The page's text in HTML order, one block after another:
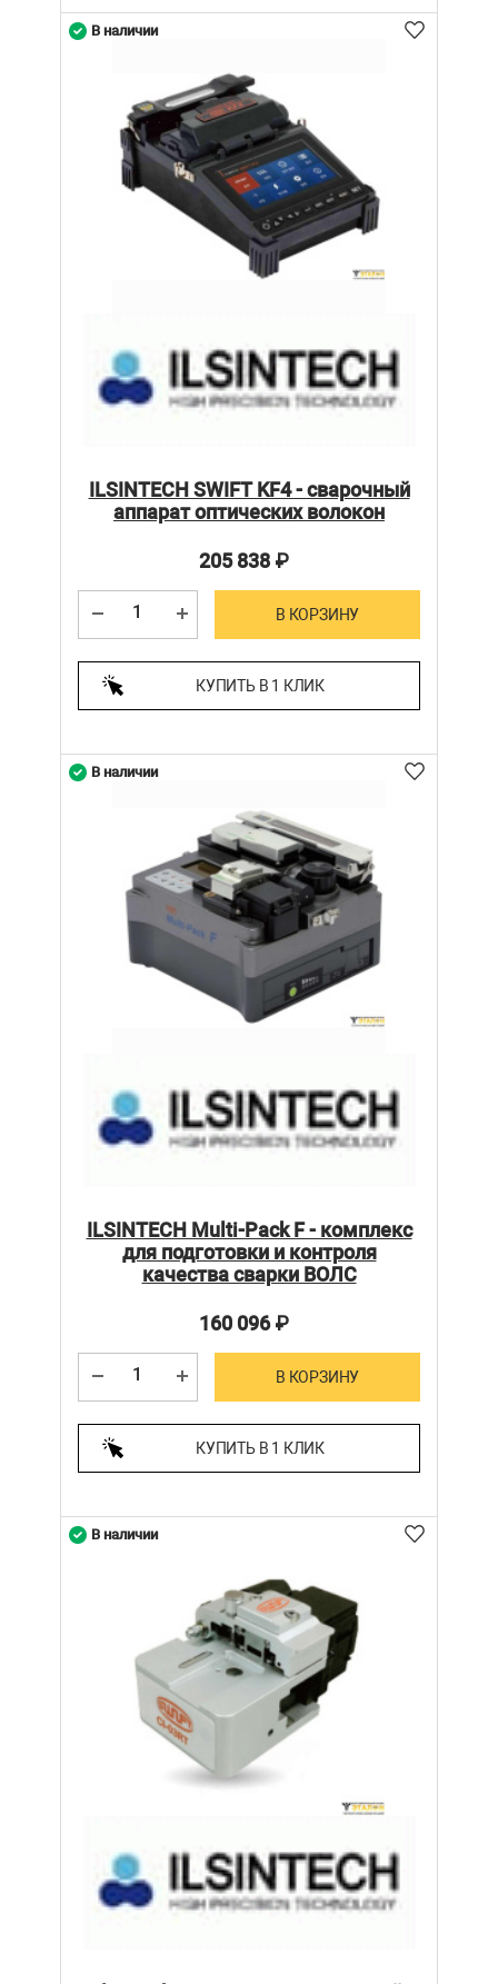
ILSINTECH SWIFT KF4 - сварочный
аппарат оптических волокон
205 838₽
В КОРЗИНУ
КУПИТЬ В 1 КЛИК
В наличии
ILSINTECH Multi-Pack F - комплекс
для подготовки и контроля
качества сварки ВОЛС
160 096₽
В КОРЗИНУ
КУПИТЬ В 1 КЛИК
В наличии
В наличии